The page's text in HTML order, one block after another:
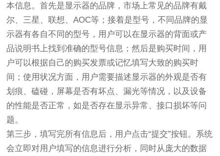
本信息。首先是显示器的品牌，市场上常见的品牌有戴
尔、三星、联想、AOC等；接着是型号，不同品牌的显
示器有各自不同的型号，用户可以在显示器的背面或产
品说明书上找到准确的型号信息；然后是购买时间，用
户可以根据自己的购买发票或记忆填写大致的购买时
间；使用状况方面，用户需要描述显示器的外观是否有
划痕、磕碰，屏幕是否有坏点、漏光等情况，以及设备
的性能是否正常，如是否存在显示异常、接口损坏等问
题。
第三步，填写完所有信息后，用户点击“提交”按钮。系统
会立即对用户填写的信息进行分析，同时从庞大的数据